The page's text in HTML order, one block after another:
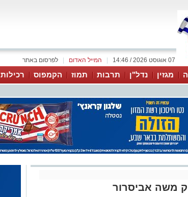
לפרסום באתר המייל האדום 07 אוגוסט 2026 / 14:46
מגזין נדל"ן תרבות תמוז הקמפוס רכילות
משה אביסרור